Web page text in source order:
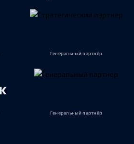
Генеральный партнёр
Генеральный партнёр